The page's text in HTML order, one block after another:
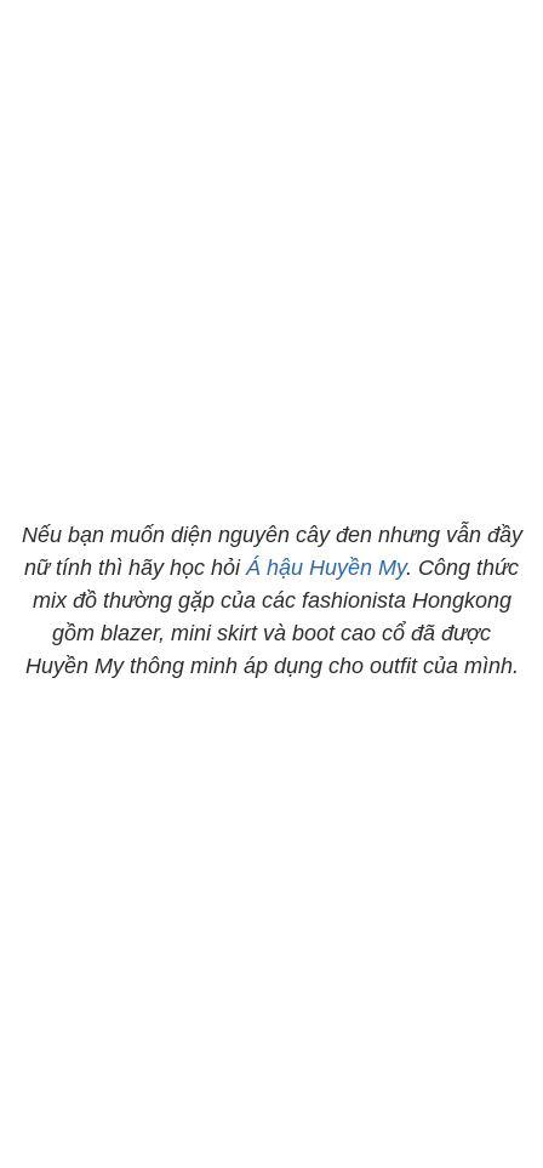
Nếu bạn muốn diện nguyên cây đen nhưng vẫn đầy
nữ tính thì hãy học hỏiÁ hậu Huyền My. Công thức
mix đồ thường gặp của các fashionista Hongkong
gồm blazer, mini skirt và boot cao cổ đã được
Huyền My thông minh áp dụng cho outfit của mình.